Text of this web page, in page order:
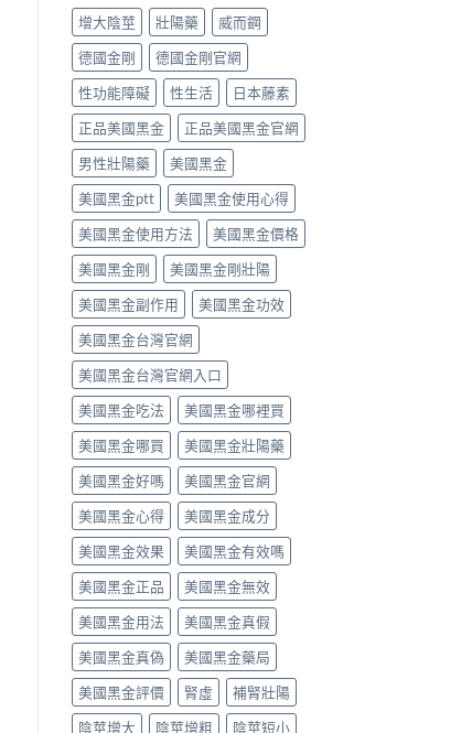
60mg，
硬
得
起
又
撐
得
久
的
完
整
指
南〉
中
磷
酸
二
酯
酶
抑
制
劑
到
攝
護
腺
素
類
藥
物，
找
回
自
信
與
性
福〉
中
泊
西
汀）
副
作
用
全
解
析：
常
見
輕
微
vs
罕
見
嚴
重，
用
藥
前
先
讀
懂〉
中
增大陰莖 壯陽藥
威而鋼
德國金剛
德國金剛官網
性功能障礙
性生活
日本藤素
正品美國黑金
正品美國黑金官網
男性壯陽藥
美國黑金
美國黑金ptt
美國黑金使用心得
美國黑金使用方法
美國黑金價格
美國黑金剛
美國黑金剛壯陽
美國黑金副作用
美國黑金功效
美國黑金台灣官網
美國黑金台灣官網入口
美國黑金吃法
美國黑金哪裡買
美國黑金哪買
美國黑金壯陽藥
美國黑金好嗎
美國黑金官網
美國黑金心得
美國黑金成分
美國黑金效果
美國黑金有效嗎
美國黑金正品
美國黑金無效
美國黑金用法
美國黑金真假
美國黑金真偽
美國黑金藥局
美國黑金評價
腎虛
補腎壯陽
陰莖增大
陰莖增粗 陰莖短小